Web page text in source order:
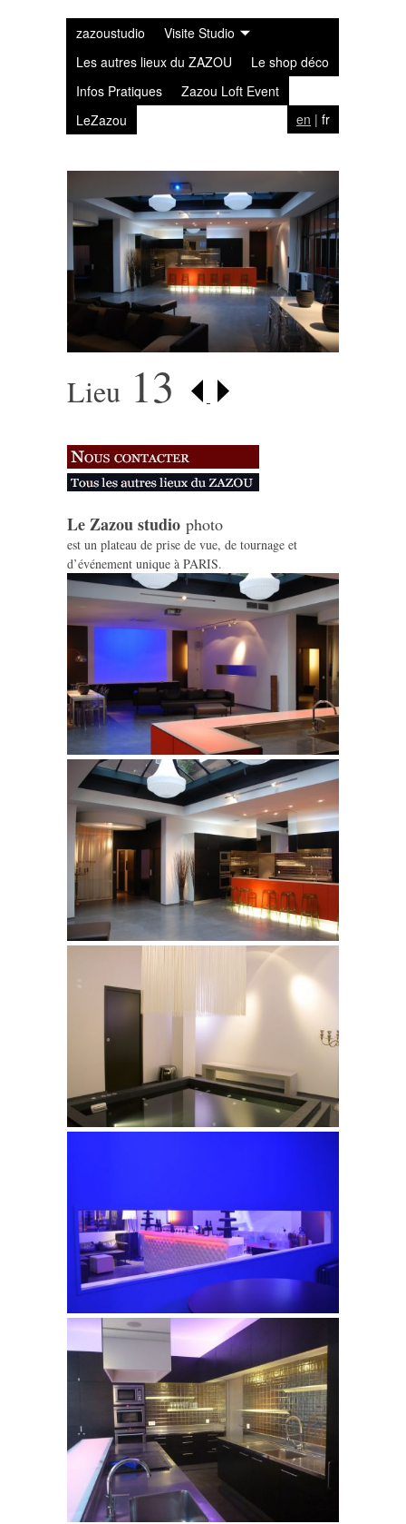
zazoustudio
Visite Studio
Les autres lieux du ZAZOU
Le shop déco
Infos Pratiques
Zazou Loft Event
LeZazou
en | fr
Lieu 13
Le Zazou studio photo
est un plateau de prise de vue, de tournage et
d’événement unique à PARIS.